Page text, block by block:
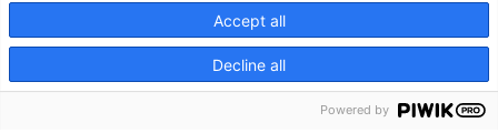
menu
Menu
Accept all
Decline all
Powered by